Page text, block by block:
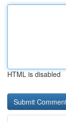
HTML is disabled